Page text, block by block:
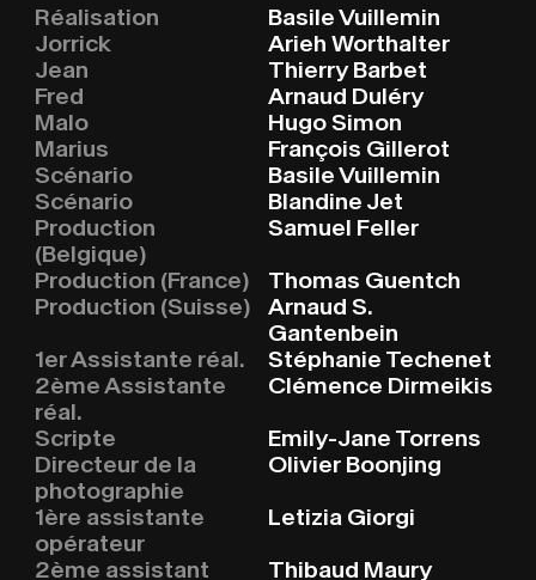
Réalisation
Basile Vuillemin
Jorrick
Arieh Worthalter
Jean
Thierry Barbet
Fred
Arnaud Duléry
Malo
Hugo Simon
Marius
François Gillerot
Scénario
Basile Vuillemin
Scénario
Blandine Jet
Production
(Belgique)
Samuel Feller
Production (France)
Thomas Guentch
Production (Suisse)
Arnaud S.
Gantenbein
1er Assistante réal.
Stéphanie Techenet
2ème Assistante
réal.
Clémence Dirmeikis
Scripte
Emily-Jane Torrens
Directeur de la
photographie
Olivier Boonjing
1ère assistante
opérateur
Letizia Giorgi
2ème assistant
Thibaud Maury